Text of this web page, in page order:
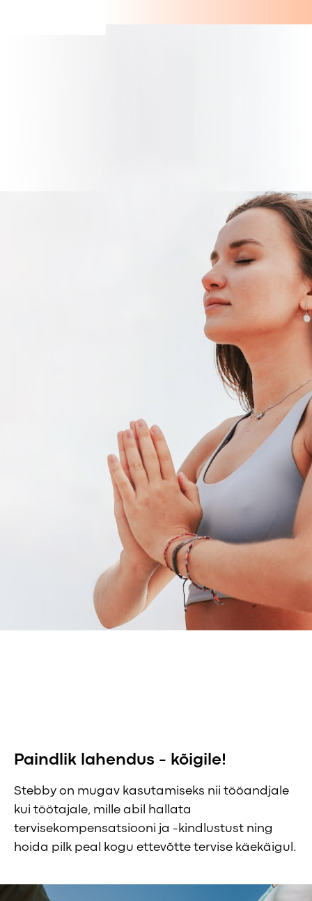
Paindlik lahendus - kõigile!
Stebby on mugav kasutamiseks nii tööandjale
kui töötajale, mille abil hallata
tervisekompensatsiooni ja -kindlustust ning
hoida pilk peal kogu ettevõtte tervise käekäigul.